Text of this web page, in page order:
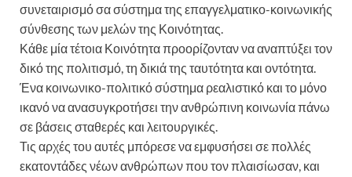
συνεταιρισμό σα σύστημα της επαγγελματικο-κοινωνικής
σύνθεσης των μελών της Κοινότητας.
Κάθε μία τέτοια Κοινότητα προορίζονταν να αναπτύξει τον
δικό της πολιτισμό, τη δικιά της ταυτότητα και οντότητα.
Ένα κοινωνικο-πολιτικό σύστημα ρεαλιστικό και το μόνο
ικανό να ανασυγκροτήσει την ανθρώπινη κοινωνία πάνω
σε βάσεις σταθερές και λειτουργικές.
Τις αρχές του αυτές μπόρεσε να εμφυσήσει σε πολλές
εκατοντάδες νέων ανθρώπων που τον πλαισίωσαν, και